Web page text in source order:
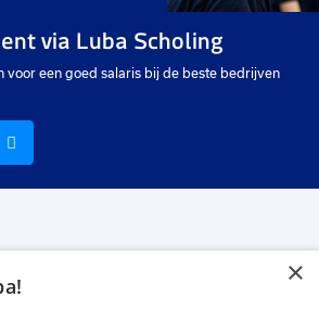
€ 3500 -€ 4500 p.m.
via Luba Scholing
voor een goed salaris bij de beste bedrijven
×